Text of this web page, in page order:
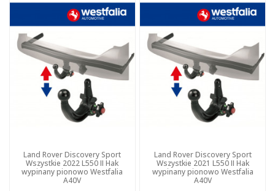
Land Rover Discovery Sport
Wszystkie 2022 L550 II Hak
wypinany pionowo Westfalia
A40V
Land Rover Discovery Sport
Wszystkie 2021 L550 II Hak
wypinany pionowo Westfalia
A40V